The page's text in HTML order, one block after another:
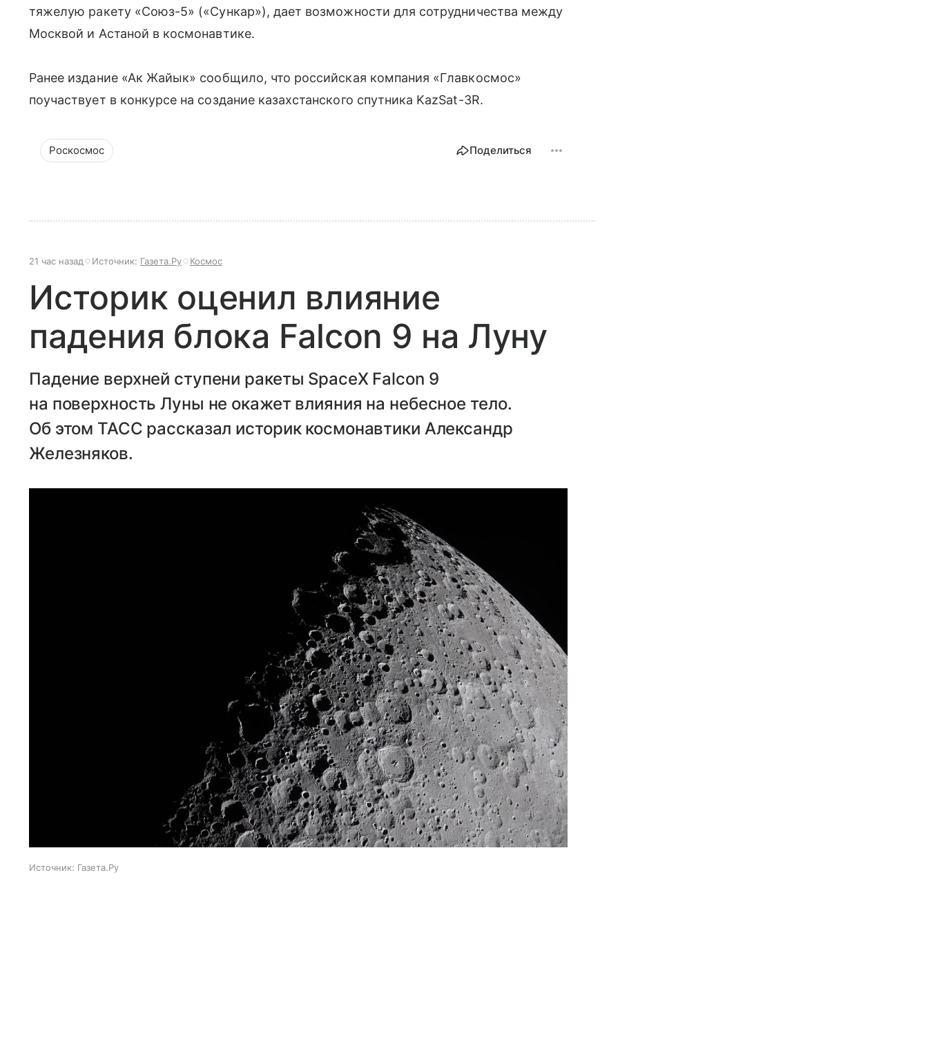
тяжелую ракету «Союз-5» («Сункар»), дает возможности для сотрудничества между
Москвой и Астаной в космонавтике.
Ранее издание «Ак Жайык» сообщило, что российская компания «Главкосмос»
поучаствует в конкурсе на создание казахстанского спутника KazSat-3R.
Роскосмос Поделиться
21 час назад Источник: Газета.Ру Космос
Историк оценил влияние
падения блока Falcon 9 на Луну
Падение верхней ступени ракеты SpaceX Falcon 9
на поверхность Луны не окажет влияния на небесное тело.
Об этом ТАСС рассказал историк космонавтики Александр
Железняков.
Источник: Газета.Ру